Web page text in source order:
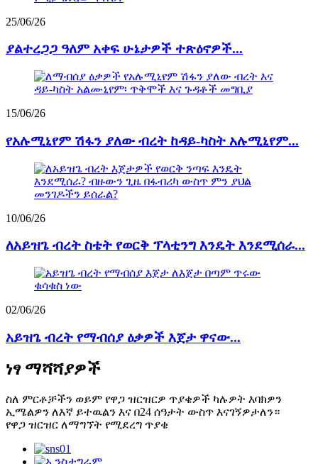
25/06/26
ያልተረጋጋ ዓለም አቀፍ ሁኔታዎች ተጽዕኖዎች...
15/06/26
የአሉሚኒየም ሽፋን ያለው ብረት ከዳይ-ካስት አሉሚኒየም...
10/06/26
ለአይዝጌ ብረት ስቴት የወርቅ ፕላቲንግ እንዴት እንደሚሰራ...
02/06/26
አይዝጌ ብረት የማብሰያ ዕቃዎች እጀታ ዋናው...
ነፃ ማሻሻያዎች
ስለ ምርቶቻችን ወይም የዋጋ ዝርዝርዎ ጥያቄዎች ካሉዎት እባክዎን
ኢሜልዎን ለእኛ ይተዉልን እና በ24 ሰዓታት ውስጥ እናገኝዎታለን።
የዋጋ ዝርዝር ለማግኘት የሚደረግ ጥያቄ